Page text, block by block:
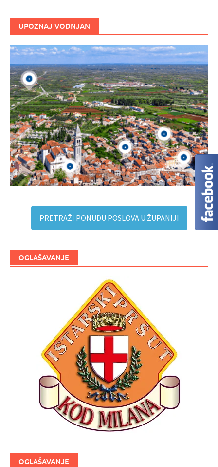
UPOZNAJ VODNJAN
PRETRAŽI PONUDU POSLOVA U ŽUPANIJI
OGLAŠAVANJE
OGLAŠAVANJE